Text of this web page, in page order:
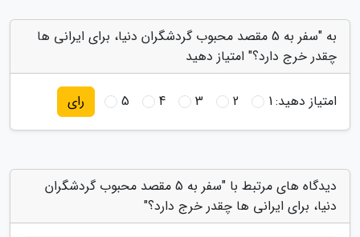
به "سفر به 5 مقصد محبوب گردشگران دنیا، برای ایرانی ها
چقدر خرج دارد؟" امتیاز دهید
امتیاز دهید:1
2
3
4
5 رای
دیدگاه های مرتبط با "سفر به 5 مقصد محبوب گردشگران
دنیا، برای ایرانی ها چقدر خرج دارد؟"